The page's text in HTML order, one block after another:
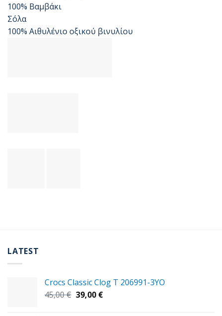
100% Βαμβάκι
Σόλα
100% Αιθυλένιο οξικού βινυλίου
LATEST
Crocs Classic Clog T 206991-3YΟ
45,00€ Original
39,00 €Η